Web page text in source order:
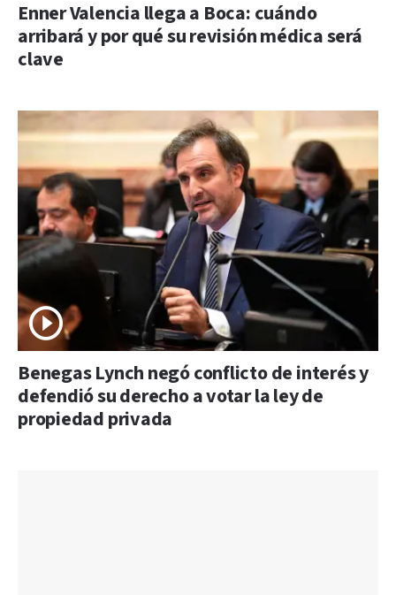
Enner Valencia llega a Boca: cuándo
arribará y por qué su revisión médica será
clave
Benegas Lynch negó conflicto de interés y
defendió su derecho a votar la ley de
propiedad privada